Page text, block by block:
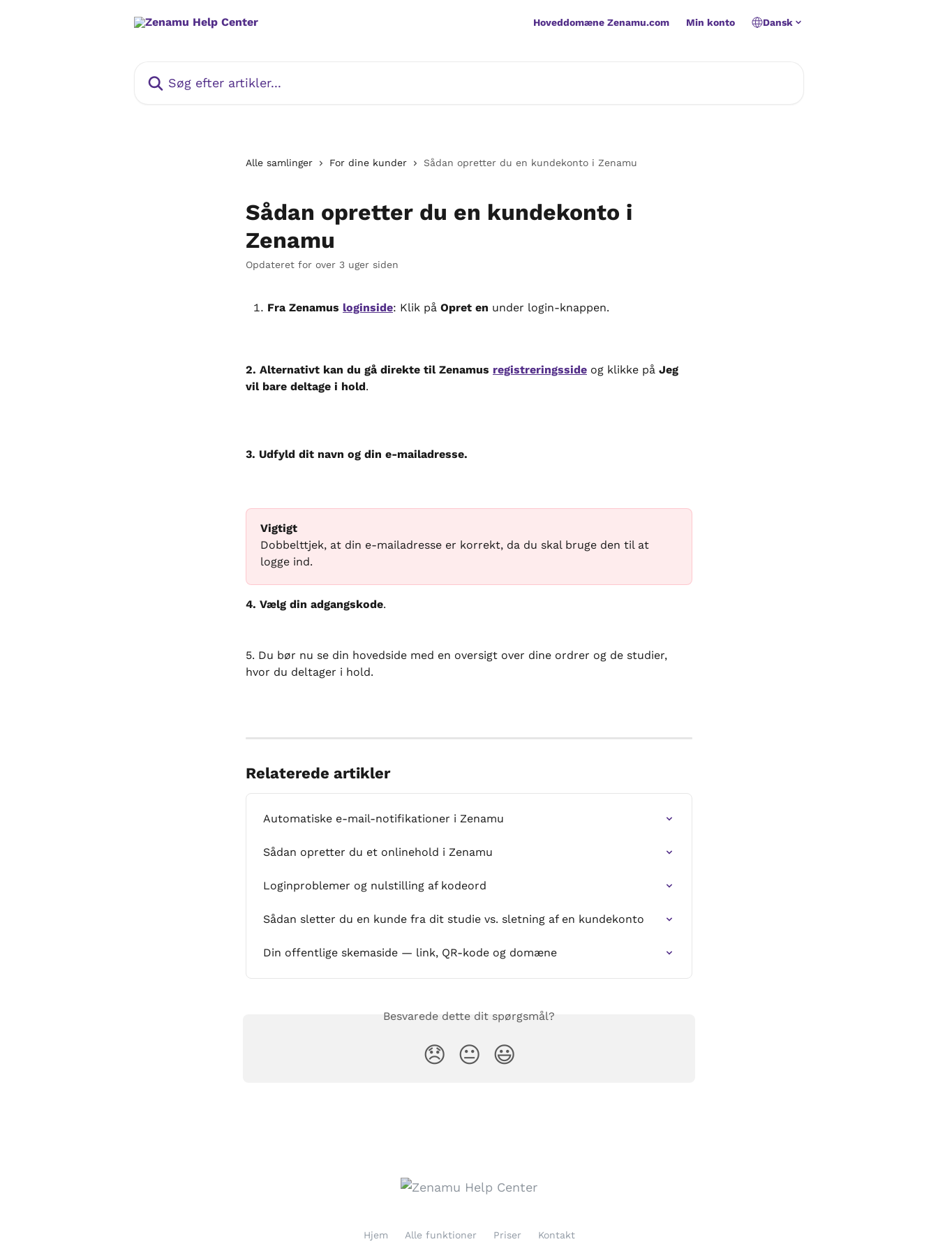
Hoveddomæne Zenamu.com Min konto Dansk
Alle samlinger For dine kunder Sådan opretter du en kundekonto i Zenamu
Sådan opretter du en kundekonto i
Zenamu
Opdateret for over 3 uger siden
Fra Zenamus loginside: Klik på Opret en under login-knappen.
2. Alternativt kan du gå direkte til Zenamus registreringsside og klikke på Jeg
vil bare deltage i hold.
3. Udfyld dit navn og din e-mailadresse.
Vigtigt
Dobbelttjek, at din e-mailadresse er korrekt, da du skal bruge den til at
logge ind.
4. Vælg din adgangskode.
5. Du bør nu se din hovedside med en oversigt over dine ordrer og de studier,
hvor du deltager i hold.
Relaterede artikler
Automatiske e-mail-notifikationer i Zenamu
Sådan opretter du et onlinehold i Zenamu
Loginproblemer og nulstilling af kodeord
Sådan sletter du en kunde fra dit studie vs. sletning af en kundekonto
Din offentlige skemaside — link, QR-kode og domæne
Besvarede dette dit spørgsmål?
😞 😐 😃
Hjem Alle funktioner Priser Kontakt